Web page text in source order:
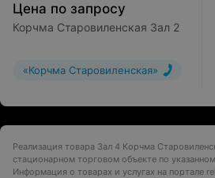
Цена по запросу
Корчма Старовиленская Зал 2
«Корчма Старовиленская»
Реализация товара Зал 4 Корчма
стационарном торговом объекте по
Информация о товарах и услугах на портале